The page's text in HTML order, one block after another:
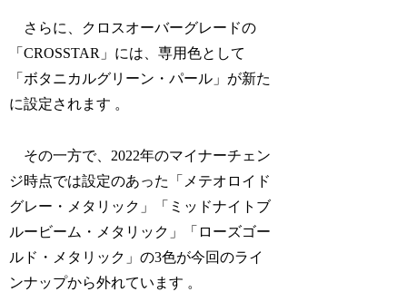
さらに、クロスオーバーグレードの
「CROSSTAR」には、専用色として
「ボタニカルグリーン・パール」が新た
に設定されます 。
その一方で、2022年のマイナーチェン
ジ時点では設定のあった「メテオロイド
グレー・メタリック」「ミッドナイトブ
ルービーム・メタリック」「ローズゴー
ルド・メタリック」の3色が今回のライ
ンナップから外れています 。